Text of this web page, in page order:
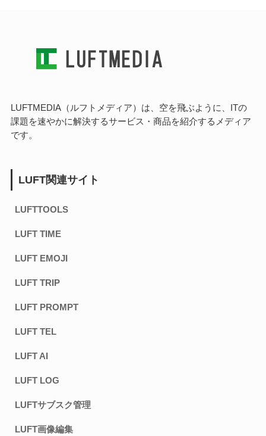
LUFTMEDIA（ルフトメディア）は、空を飛ぶように、ITの
課題を速やかに解決するサービス・商品を紹介するメディア
です。
LUFT関連サイト
LUFTTOOLS
LUFT TIME
LUFT EMOJI
LUFT TRIP
LUFT PROMPT
LUFT TEL
LUFT AI
LUFT LOG
LUFTサブスク管理
LUFT画像編集